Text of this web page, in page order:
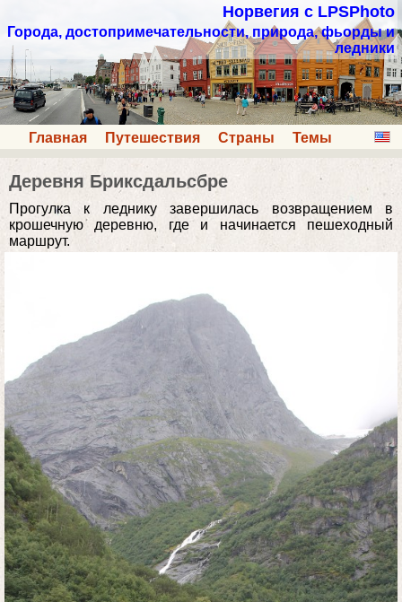
Норвегия с LPSPhoto
Города, достопримечательности, природа, фьорды и
ледники
Главная Путешествия Страны Темы
Деревня Бриксдальсбре
Прогулка к леднику завершилась возвращением в
крошечную деревню, где и начинается пешеходный
маршрут.